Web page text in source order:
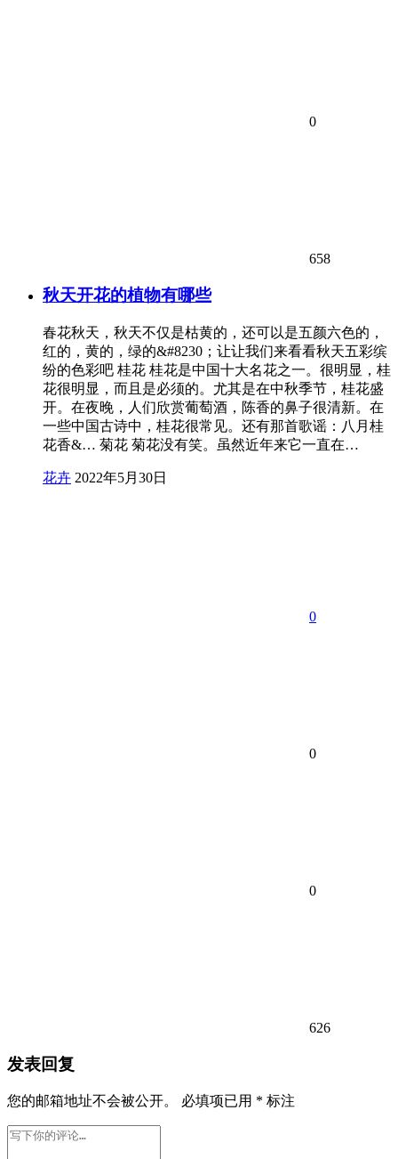
0
658
秋天开花的植物有哪些
春花秋天，秋天不仅是枯黄的，还可以是五颜六色的，
红的，黄的，绿的&#8230；让让我们来看看秋天五彩缤
纷的色彩吧 桂花 桂花是中国十大名花之一。很明显，桂
花很明显，而且是必须的。尤其是在中秋季节，桂花盛
开。在夜晚，人们欣赏葡萄酒，陈香的鼻子很清新。在
一些中国古诗中，桂花很常见。还有那首歌谣：八月桂
花香&… 菊花 菊花没有笑。虽然近年来它一直在…
花卉 2022年5月30日
0
0
0
626
发表回复
您的邮箱地址不会被公开。 必填项已用 * 标注